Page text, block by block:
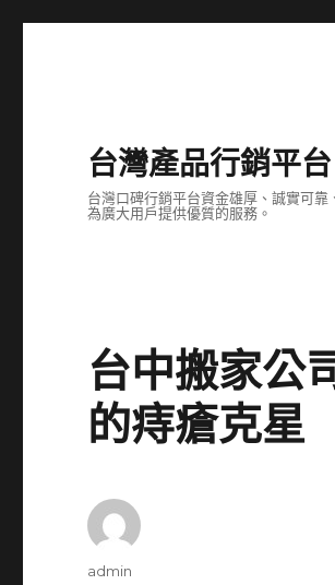
台灣產品行銷平台
台灣口碑行銷平台資金雄厚、誠實可
為廣大用戶提供優質的服務。
台中搬家公
的痔瘡克星
作
admin